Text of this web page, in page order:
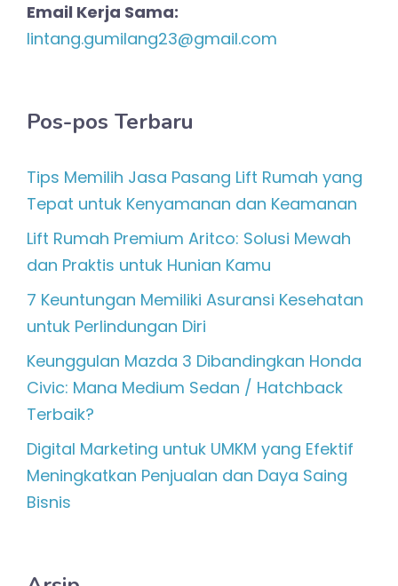
Email Kerja Sama:
lintang.gumilang23@gmail.com
Pos-pos Terbaru
Tips Memilih Jasa Pasang Lift Rumah yang
Tepat untuk Kenyamanan dan Keamanan
Lift Rumah Premium Aritco: Solusi Mewah
dan Praktis untuk Hunian Kamu
7 Keuntungan Memiliki Asuransi Kesehatan
untuk Perlindungan Diri
Keunggulan Mazda 3 Dibandingkan Honda
Civic: Mana Medium Sedan / Hatchback
Terbaik?
Digital Marketing untuk UMKM yang Efektif
Meningkatkan Penjualan dan Daya Saing
Bisnis